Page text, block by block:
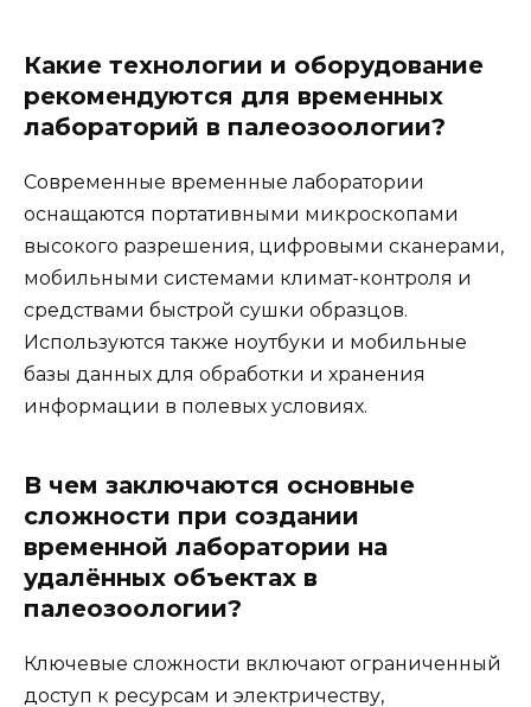
Какие технологии и оборудование
рекомендуются для временных
лабораторий в палеозоологии?
Современные временные лаборатории
оснащаются портативными микроскопами
высокого разрешения, цифровыми сканерами,
мобильными системами климат-контроля и
средствами быстрой сушки образцов.
Используются также ноутбуки и мобильные
базы данных для обработки и хранения
информации в полевых условиях.
В чем заключаются основные
сложности при создании
временной лаборатории на
удалённых объектах в
палеозоологии?
Ключевые сложности включают ограниченный
доступ к ресурсам и электричеству,